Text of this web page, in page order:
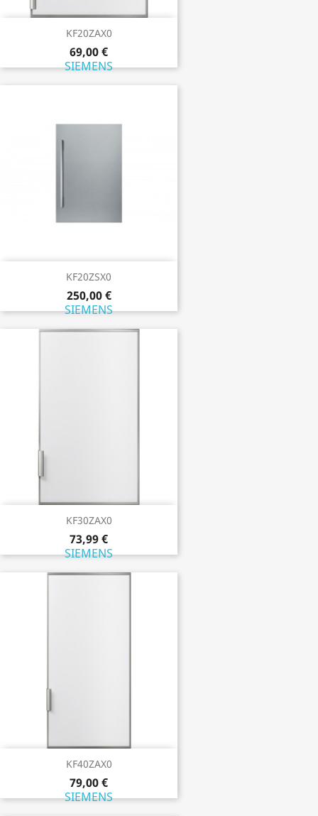
KF20ZAX0
69,00 €
SIEMENS
KF20ZSX0
250,00 €
SIEMENS
KF30ZAX0
73,99 €
SIEMENS
KF40ZAX0
79,00 €
SIEMENS